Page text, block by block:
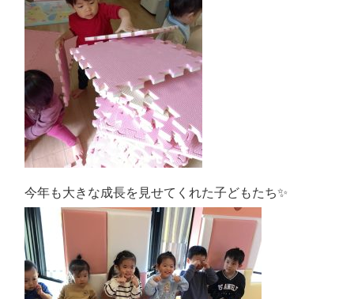
今年も大きな成長を見せてくれた子どもたち✨